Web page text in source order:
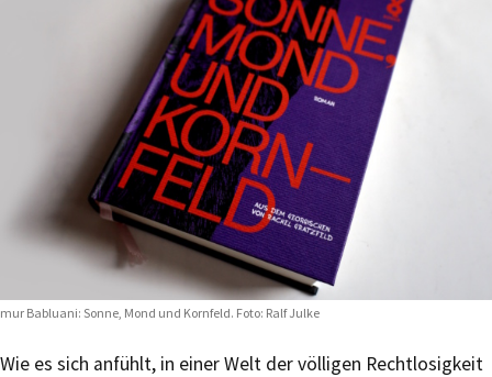
Babluani: Sonne, Mond und Kornfeld. Foto: Ralf Julke
Wie es sich anfühlt, in einer Welt der völligen Rechtlosigkeit